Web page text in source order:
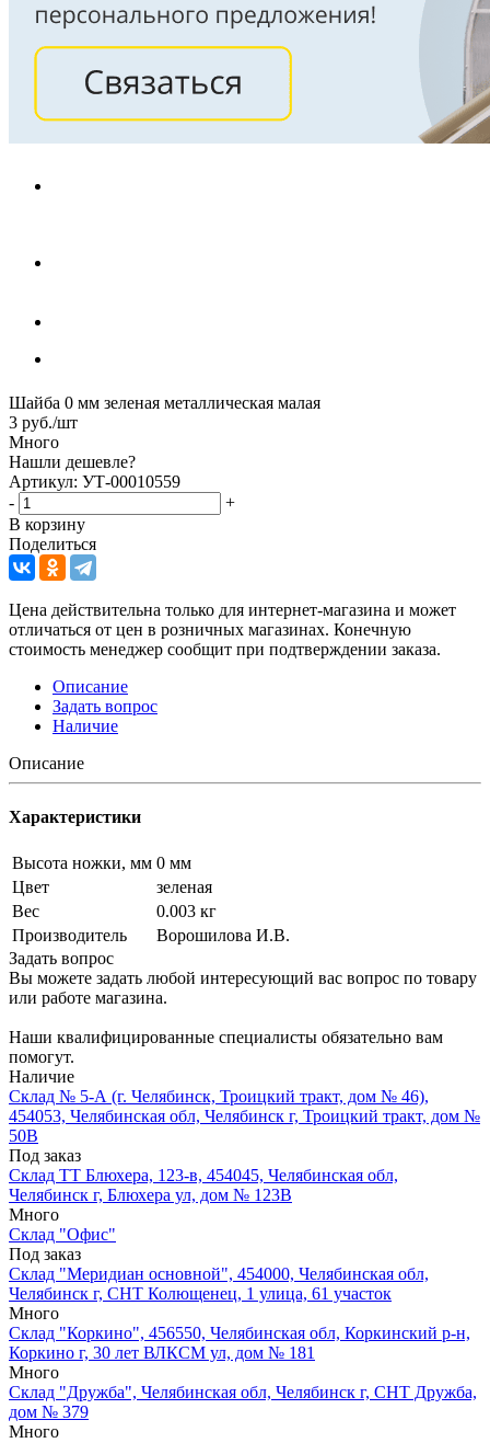
Шайба 0 мм зеленая металлическая малая
3 руб./шт
Много
Нашли дешевле?
Артикул: УТ-00010559
-
+
В корзину
Поделиться
Цена действительна только для интернет-магазина и может
отличаться от цен в розничных магазинах. Конечную
стоимость менеджер сообщит при подтверждении заказа.
Описание
Задать вопрос
Наличие
Описание
Характеристики
Высота ножки, мм 0 мм
Цвет
зеленая
Вес
0.003 кг
Производитель
Ворошилова И.В.
Задать вопрос
Вы можете задать любой интересующий вас вопрос по товару
или работе магазина.
Наши квалифицированные специалисты обязательно вам
помогут.
Наличие
Склад № 5-А (г. Челябинск, Троицкий тракт, дом № 46),
454053, Челябинская обл, Челябинск г, Троицкий тракт, дом №
50В
Под заказ
Склад ТТ Блюхера, 123-в, 454045, Челябинская обл,
Челябинск г, Блюхера ул, дом № 123В
Много
Склад "Офис"
Под заказ
Склад "Меридиан основной", 454000, Челябинская обл,
Челябинск г, СНТ Колющенец, 1 улица, 61 участок
Много
Склад "Коркино", 456550, Челябинская обл, Коркинский р-н,
Коркино г, 30 лет ВЛКСМ ул, дом № 181
Много
Склад "Дружба", Челябинская обл, Челябинск г, СНТ Дружба,
дом № 379
Много